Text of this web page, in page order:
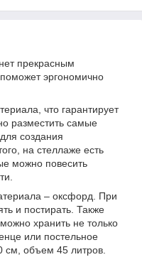
прекрасным
эргономично
что гарантирует
разместить самые
создания
на стеллаже есть
можно повесить
– оксфорд. При
и постирать. Также
хранить не только
или постельное
см, объем 45 литров.